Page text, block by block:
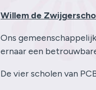
Willem de
Ons
ernaar een
De vier scholen van